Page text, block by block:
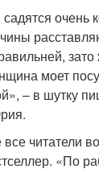
очень
зато
моет
– в шутку
читатели
«По